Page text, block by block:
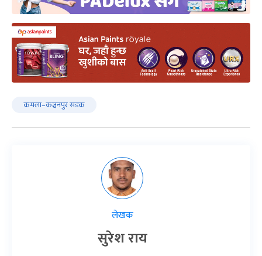
कमला–कञ्चनपुर सडक
लेखक
सुरेश राय